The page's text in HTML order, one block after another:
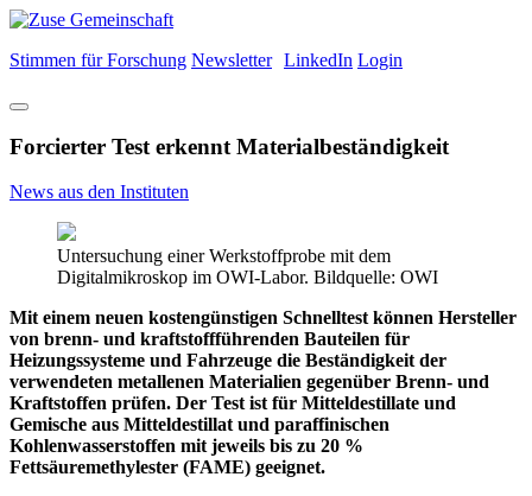
Stimmen für Forschung Newsletter LinkedIn Login
Forcierter Test erkennt Materialbeständigkeit
News aus den Instituten
Untersuchung einer Werkstoffprobe mit dem
Digitalmikroskop im OWI-Labor. Bildquelle: OWI
Mit einem neuen kostengünstigen Schnelltest können Hersteller
von brenn- und kraftstoffführenden Bauteilen für
Heizungssysteme und Fahrzeuge die Beständigkeit der
verwendeten metallenen Materialien gegenüber Brenn- und
Kraftstoffen prüfen. Der Test ist für Mitteldestillate und
Gemische aus Mitteldestillat und paraffinischen
Kohlenwasserstoffen mit jeweils bis zu 20 %
Fettsäuremethylester (FAME) geeignet.